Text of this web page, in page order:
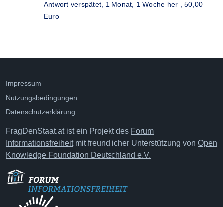
Antwort verspätet, 1 Monat, 1 Woche her , 50,00
Euro
Impressum
Nutzungsbedingungen
Datenschutzerklärung
FragDenStaat.at ist ein Projekt des Forum
Informationsfreiheitmit freundlicher Unterstützung von Open
Knowledge Foundation Deutschland e.V.